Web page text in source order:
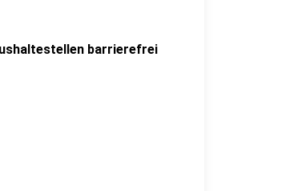
barrierefrei